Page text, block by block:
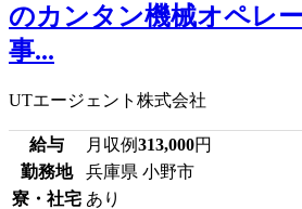
のカンタン機械オペレ
事...
UTエージェント株式会社
給与 月収例313,000円
勤務地
兵庫県 小野市
寮・社宅 あり